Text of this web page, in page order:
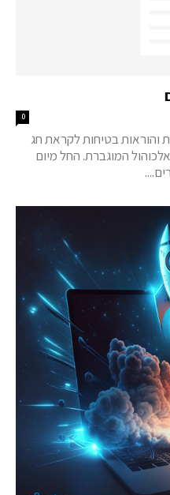
0
והוראות בטיחות לקראת חג
המוגברת. החל מיום